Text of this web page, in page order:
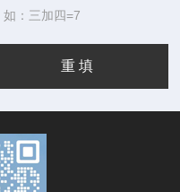
：三加四=7